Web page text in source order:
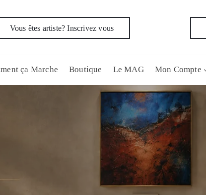
Vous êtes artiste? Inscrivez vous
ça Marche Boutique Le MAG Mon Compte